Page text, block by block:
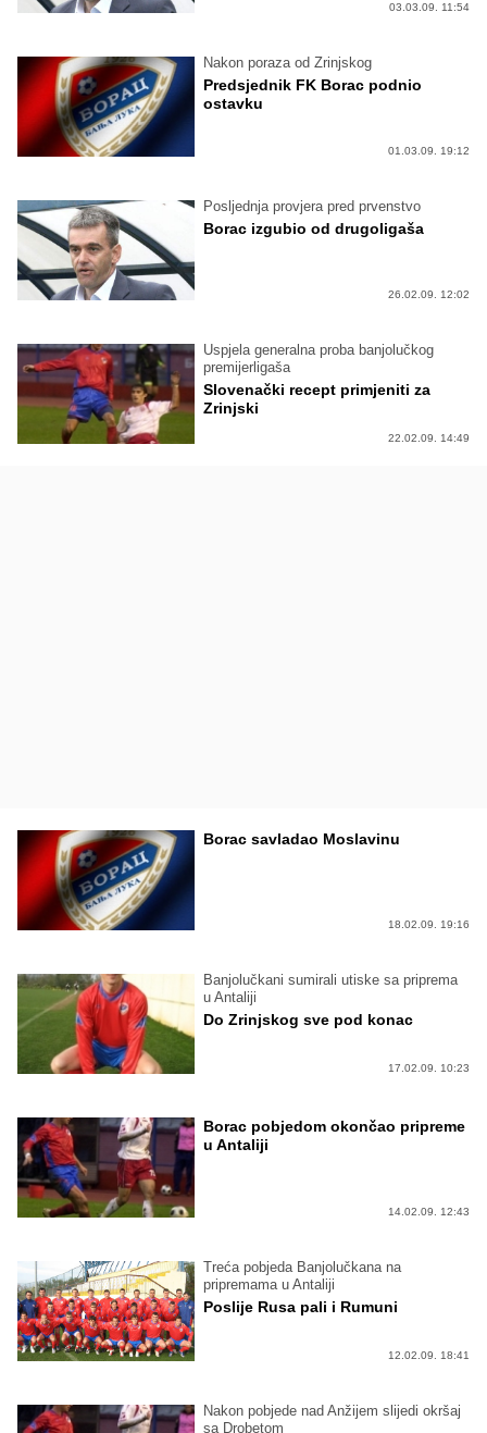
03.03.09. 11:54
Nakon poraza od Zrinjskog
Predsjednik FK Borac podnio
ostavku
01.03.09. 19:12
Posljednja provjera pred prvenstvo
Borac izgubio od drugoligaša
26.02.09. 12:02
Uspjela generalna proba banjolučkog
premijerligaša
Slovenački recept primjeniti za
Zrinjski
22.02.09. 14:49
Borac savladao Moslavinu
18.02.09. 19:16
Banjolučkani sumirali utiske sa priprema
u Antaliji
Do Zrinjskog sve pod konac
17.02.09. 10:23
Borac pobjedom okončao pripreme
u Antaliji
14.02.09. 12:43
Treća pobjeda Banjolučkana na
pripremama u Antaliji
Poslije Rusa pali i Rumuni
12.02.09. 18:41
Nakon pobjede nad Anžijem slijedi okršaj
sa Drobetom